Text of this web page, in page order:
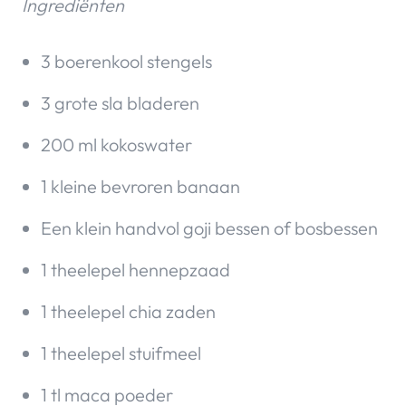
Ingrediënten
3 boerenkool stengels
3 grote sla bladeren
200 ml kokoswater
1 kleine bevroren banaan
Een klein handvol goji bessen of bosbessen
1 theelepel hennepzaad
1 theelepel chia zaden
1 theelepel stuifmeel
1 tl maca poeder